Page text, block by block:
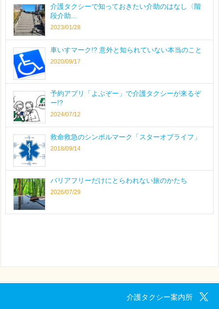
介護タクシーで知っておきたい介助のはなし〈階
段介助...
2023/01/28
車いすマーク!? 意外と知られていない本当のこと
2020/09/17
予約アプリ「よぶぞー」で介護タクシーが来るぞ
ー!?
2024/07/12
救命救急のシンボルマーク「スターオブライフ」
2018/09/14
バリアフリーだけにとらわれない旅のかたち
2026/07/29
介護タクシー案内所